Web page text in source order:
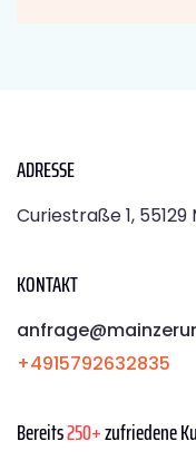
ADRESSE
Curiestraße 1, 55129
KONTAKT
+4915792632835
Bereits250+zufriedene